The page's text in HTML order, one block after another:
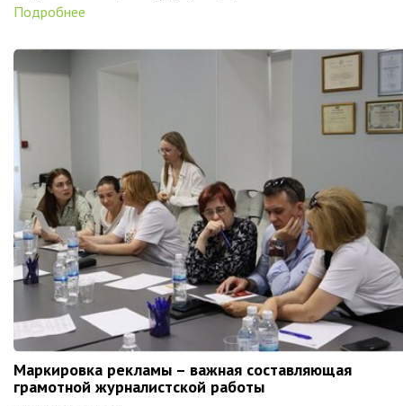
Подробнее
Маркировка рекламы – важная составляющая
грамотной журналистской работы